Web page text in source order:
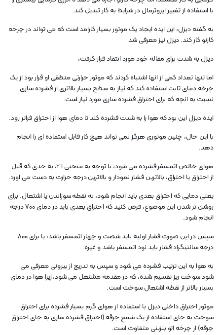
با استفاده از تغییر ایزوترمال در شرایط به کار تبدیل کند.
به گفته دیزل، این ایده ایجاد یک موتور بسیار کارامد است که می تواند در چرخه
کارنو کار کند. دیزل نیز معرفی شد
دیزل به شدت برای مقاله خود مورد انتقاد قرار گرفت،
اما تنها تعداد کمی از انها اشتباه کردند که موتور حرارتی منطقی او قرار بود از یک
چرخه دمای ثابت استفاده کند که نیاز به سطح بسیار بالاتری از فشرده سازی
نسبت به انچه که برای احتراق فشرده سازی مورد نیاز است.
ایده دیزل این بود که هوا را به شدت فشرده کند تا دمای هوا از احتراق فراتر رود.
با این حال، چنین موتوری هرگز نمی تواند هیچ کار قابل استفاده ای را انجام
دهد.
هوای خالص اتمسفر فشرده می شود، با توجه به منحنی 1 2، به حدی که قبل
از احتراق یا احتراق، بالاترین فشار نمودار و بالاترین درجه حرارت به دست می اورد.
یعنی دمایی که احتراق بعدی باید انجام شود، نه نقطه سوزاندن یا اشتعال. برای
روشن تر شدن این موضوع، فرض کنید که احتراق بعدی باید در دمای 700 درجه
انجام شود.
سپس در این صورت فشار اولیه باید شصت و چهار اتمسفر باشد، یا برای 800
درجه سانتیگراد فشار باید نود اتمسفر باشد و غیره.
به هوا به این ترتیب فشرده می شود و سپس به تدریج از بیرونی معرفی می
شود سوخت ریز تقسیم شده، که در مقدمه مشتعل می شود، زیرا هوا در دمای
بسیار بالاتر از نقطه اشتعال سوخت است.
موتور احتراق داخلی دیزل با استفاده از هوای گرم بسیار فشرده برای احتراق
سوخت به جای استفاده از یک شمع جرقه (احتراق فشرده سازی به جای احتراق
جرقه) از چرخه اتو بنزینی متفاوت است.